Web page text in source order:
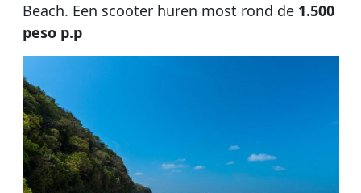
Beach. Een scooter huren most rond de 1.500
peso p.p